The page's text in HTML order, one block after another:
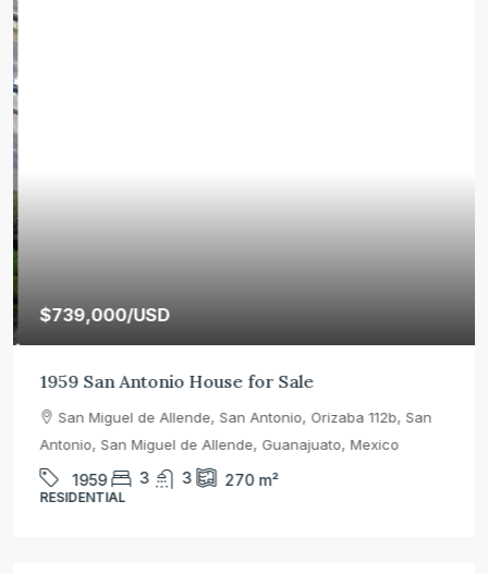
$739,000/USD
1959 San Antonio House for Sale
San Miguel de Allende, San Antonio, Orizaba 112b, San
Antonio, San Miguel de Allende, Guanajuato, Mexico
1959 3 3 270m²
RESIDENTIAL